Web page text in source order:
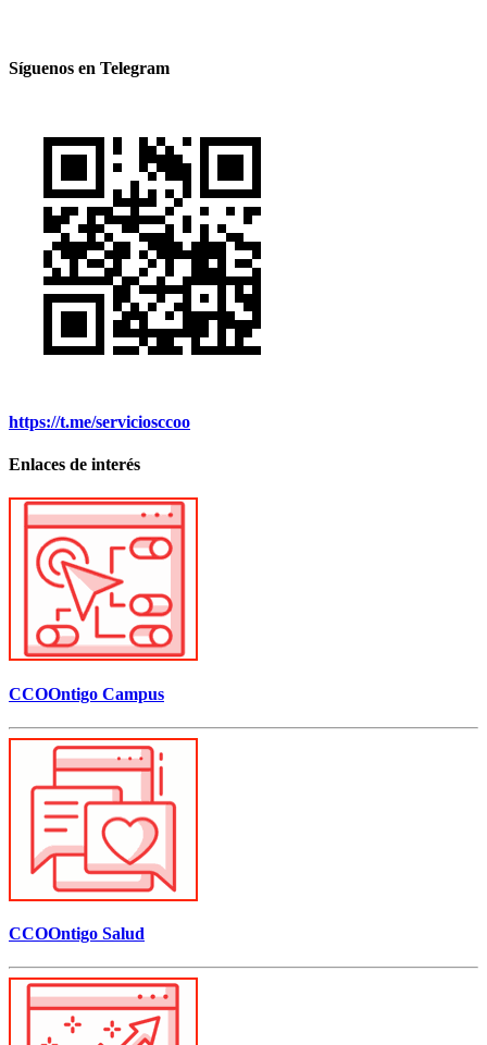
Síguenos en Telegram
https://t.me/serviciosccoo
Enlaces de interés
CCOOntigo Campus
CCOOntigo Salud